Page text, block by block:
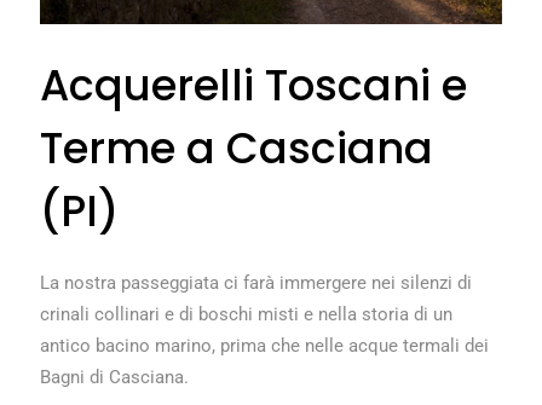
Acquerelli Toscani e
Terme a Casciana
(PI)
La nostra passeggiata ci farà immergere nei silenzi di
crinali collinari e di boschi misti e nella storia di un
antico bacino marino, prima che nelle acque termali dei
Bagni di Casciana.